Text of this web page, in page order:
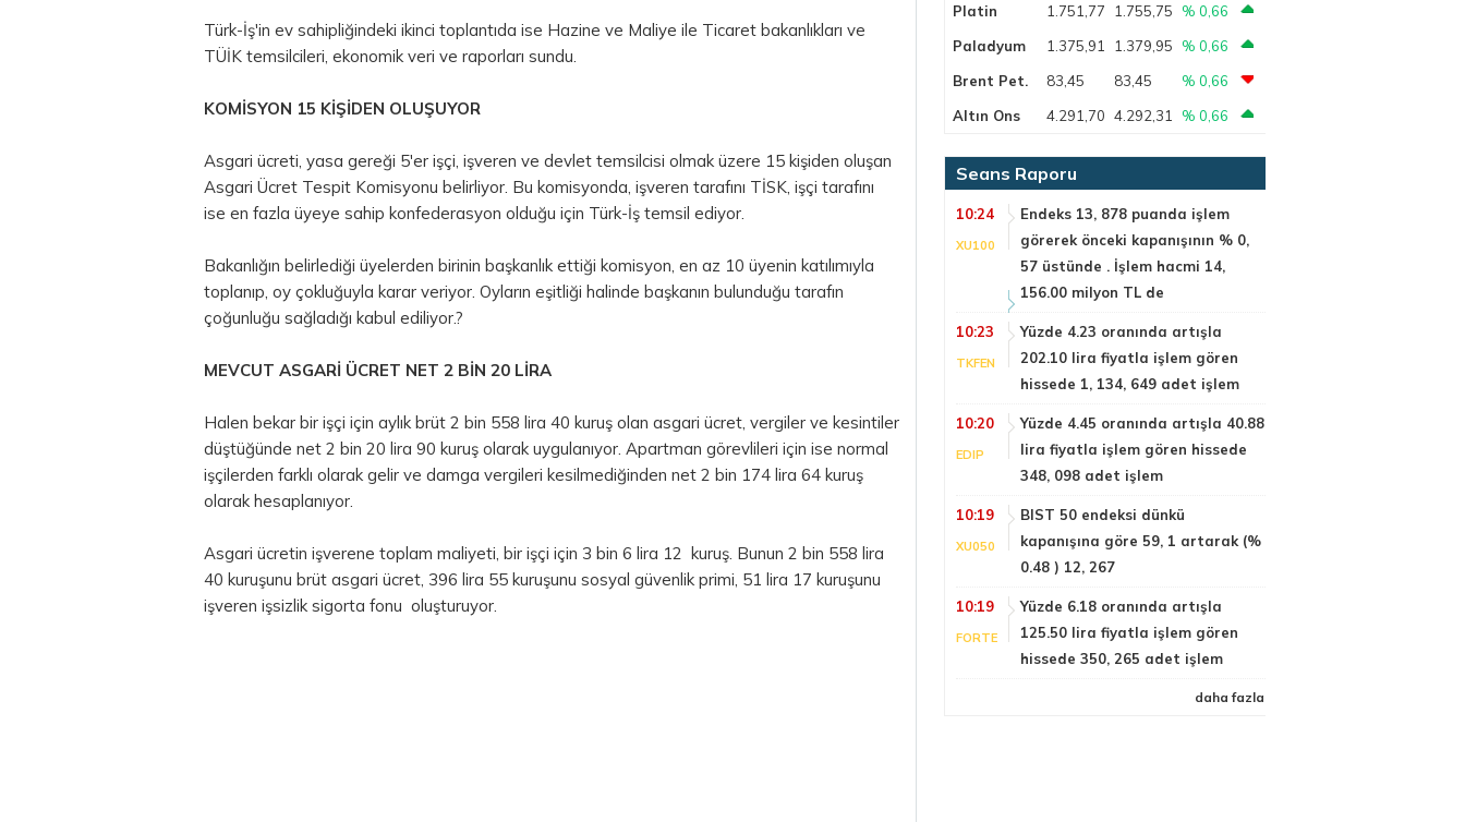
Türk-İş'in ev sahipliğindeki ikinci toplantıda ise Hazine ve Maliye ile Ticaret bakanlıkları ve
TÜİK temsilcileri, ekonomik veri ve raporları sundu.
KOMİSYON 15 KİŞİDEN OLUŞUYOR
Asgari ücreti, yasa gereği 5'er işçi, işveren ve devlet temsilcisi olmak üzere 15 kişiden oluşan
Asgari Ücret Tespit Komisyonu belirliyor. Bu komisyonda, işveren tarafını TİSK, işçi tarafını
ise en fazla üyeye sahip konfederasyon olduğu için Türk-İş temsil ediyor.
Bakanlığın belirlediği üyelerden birinin başkanlık ettiği komisyon, en az 10 üyenin katılımıyla
toplanıp, oy çokluğuyla karar veriyor. Oyların eşitliği halinde başkanın bulunduğu tarafın
çoğunluğu sağladığı kabul ediliyor.?
MEVCUT ASGARİ ÜCRET NET 2 BİN 20 LİRA
Halen bekar bir işçi için aylık brüt 2 bin 558 lira 40 kuruş olan asgari ücret, vergiler ve kesintiler
düştüğünde net 2 bin 20 lira 90 kuruş olarak uygulanıyor. Apartman görevlileri için ise normal
işçilerden farklı olarak gelir ve damga vergileri kesilmediğinden net 2 bin 174 lira 64 kuruş
olarak hesaplanıyor.
Asgari ücretin işverene toplam maliyeti, bir işçi için 3 bin 6 lira 12 kuruş. Bunun 2 bin 558 lira
40 kuruşunu brüt asgari ücret, 396 lira 55 kuruşunu sosyal güvenlik primi, 51 lira 17 kuruşunu
işveren işsizlik sigorta fonu oluşturuyor.
Platin
1.751,77 1.755,75
% 0,66
Paladyum
1.375,91 1.379,95
% 0,66
Brent Pet.
83,45 83,45
% 0,66
Altın Ons
4.291,70 4.292,31 % 0,66
Seans Raporu
10:24
XU100
Endeks 13, 878 puanda işlem
görerek önceki kapanışının % 0,
57 üstünde . İşlem hacmi 14,
156.00 milyon TL de
10:23
TKFEN
Yüzde 4.23 oranında artışla
202.10 lira fiyatla işlem gören
hissede 1, 134, 649 adet işlem
10:20
EDIP
Yüzde 4.45 oranında artışla 40.88
lira fiyatla işlem gören hissede
348, 098 adet işlem
10:19
XU050
BIST 50 endeksi dünkü
kapanışına göre 59, 1 artarak (%
0.48 ) 12, 267
10:19
FORTE
Yüzde 6.18 oranında artışla
125.50 lira fiyatla işlem gören
hissede 350, 265 adet işlem
daha fazla